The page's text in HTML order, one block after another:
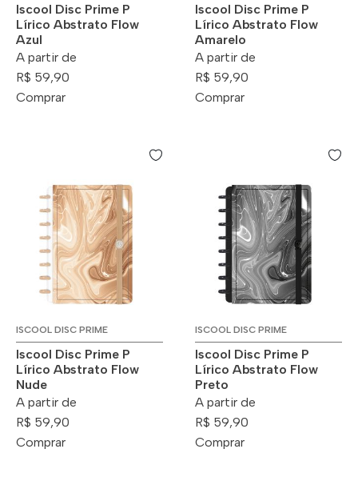
Iscool Disc Prime P
Lírico Abstrato Flow
Azul
A partir de
R$ 59,90
Comprar
Iscool Disc Prime P
Lírico Abstrato Flow
Amarelo
A partir de
R$ 59,90
Comprar
ISCOOL DISC PRIME
Iscool Disc Prime P
Lírico Abstrato Flow
Nude
A partir de
R$ 59,90
Comprar
ISCOOL DISC PRIME
Iscool Disc Prime P
Lírico Abstrato Flow
Preto
A partir de
R$ 59,90
Comprar